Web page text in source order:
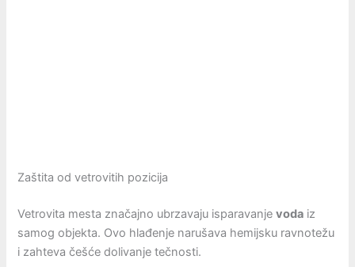
Zaštita od vetrovitih pozicija
Vetrovita mesta značajno ubrzavaju isparavanjevoda iz
samog objekta. Ovo hlađenje narušava hemijsku ravnotežu
i zahteva češće dolivanje tečnosti.